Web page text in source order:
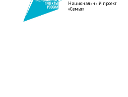
Национальный проект
«Семья»